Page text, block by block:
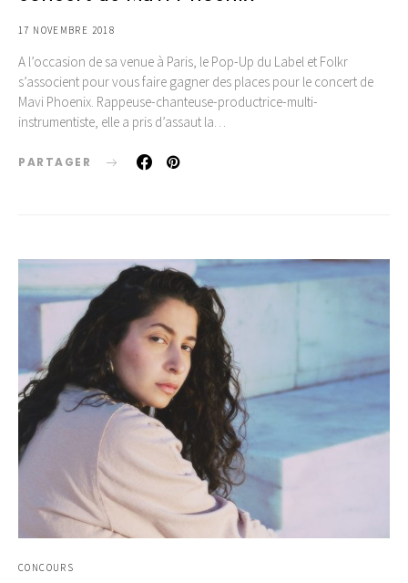
17 NOVEMBRE 2018
A l’occasion de sa venue à Paris, le Pop-Up du Label et Folkr
s’associent pour vous faire gagner des places pour le concert de
Mavi Phoenix. Rappeuse-chanteuse-productrice-multi-
instrumentiste, elle a pris d’assaut la…
PARTAGER
CONCOURS